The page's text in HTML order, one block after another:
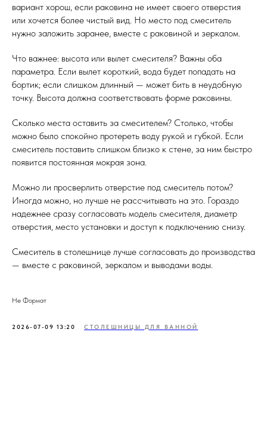
вариант хорош, если раковина не имеет своего отверстия
или хочется более чистый вид. Но место под смеситель
нужно заложить заранее, вместе с раковиной и зеркалом.
Что важнее: высота или вылет смесителя? Важны оба
параметра. Если вылет короткий, вода будет попадать на
бортик; если слишком длинный — может бить в неудобную
точку. Высота должна соответствовать форме раковины.
Сколько места оставить за смесителем? Столько, чтобы
можно было спокойно протереть воду рукой и губкой. Если
смеситель поставить слишком близко к стене, за ним быстро
появится постоянная мокрая зона.
Можно ли просверлить отверстие под смеситель потом?
Иногда можно, но лучше не рассчитывать на это. Гораздо
надежнее сразу согласовать модель смесителя, диаметр
отверстия, место установки и доступ к подключению снизу.
Смеситель в столешнице лучше согласовать до производства
— вместе с раковиной, зеркалом и выводами воды.
Не Формат
2026-07-09 13:20 СТОЛЕШНИЦЫ ДЛЯ ВАННОЙ